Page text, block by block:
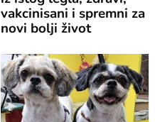
vakcinisani i spremni za
novi bolji život